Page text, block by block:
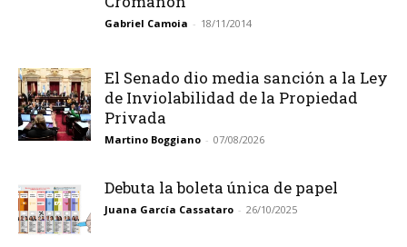
Gabriel Camoia - 18/11/2014
El Senado dio media sanción a la Ley
de Inviolabilidad de la Propiedad
Privada
Martino Boggiano - 07/08/2026
Debuta la boleta única de papel
Juana García Cassataro - 26/10/2025